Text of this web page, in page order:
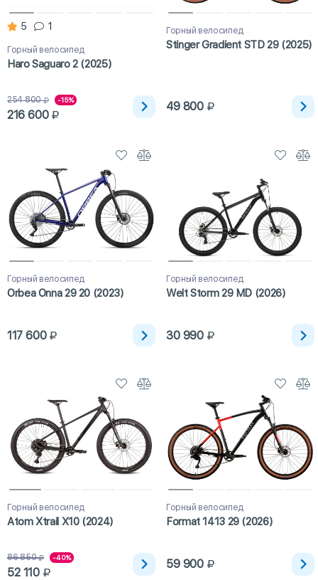
5 1
Горный велосипед
Haro Saguaro 2 (2025)
254 800 -15%
216 600
Горный велосипед
Stinger Gradient STD 29 (2025)
49 800
Горный велосипед
Orbea Onna 29 20 (2023)
117 600
Горный велосипед
Welt Storm 29 MD (2026)
30 990
Горный велосипед
Atom Xtrail X10 (2024)
86 850 -40%
52 110
Горный велосипед
Format 1413 29 (2026)
59 900